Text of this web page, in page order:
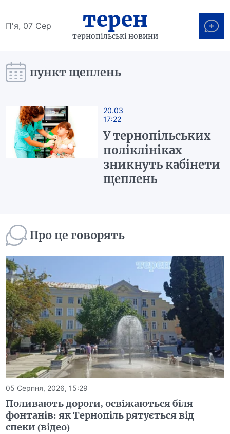
П'я, 07 Сер терен
тернопільські новини
пункт щеплень
20.03
17:22
У тернопільських
поліклініках
зникнуть кабінети
щеплень
Про це говорять
05 Серпня, 2026, 15:29
Поливають дороги, освіжаються біля
фонтанів: як Тернопіль рятується від
спеки (відео)